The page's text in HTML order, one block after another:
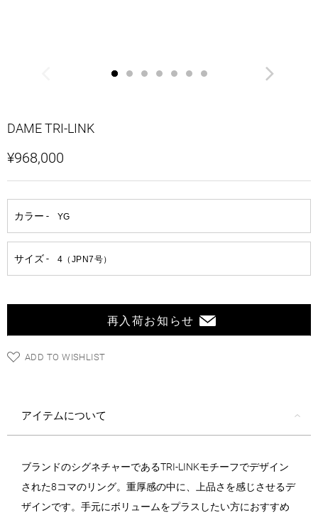
DAME TRI-LINK
¥968,000
再入荷お知らせ
ADD TO WISHLIST
アイテムについて
ブランドのシグネチャーであるTRI-LINKモチーフでデザイン
された8コマのリング。重厚感の中に、上品さを感じさせるデ
ザインです。手元にボリュームをプラスしたい方におすすめ